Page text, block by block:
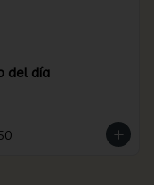
del día